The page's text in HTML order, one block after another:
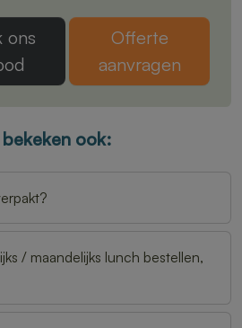
ons
Offerte
aanvragen
ook:
/ maandelijks lunch bestellen,